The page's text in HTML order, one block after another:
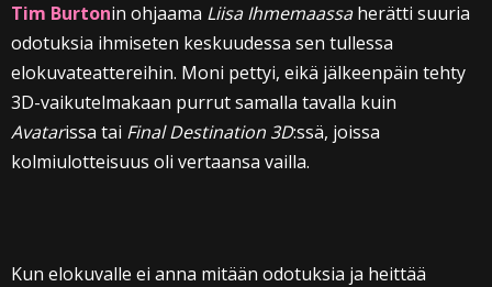
Tim Burtonin ohjaama Liisa Ihmemaassaherätti suuria
odotuksia ihmiseten keskuudessa sen tullessa
elokuvateattereihin. Moni pettyi, eikä jälkeenpäin tehty
3D-vaikutelmakaan purrut samalla tavalla kuin
Avatarissa tai Final Destination 3D:ssä, joissa
kolmiulotteisuus oli vertaansa vailla.
Kun elokuvalle ei anna mitään odotuksia ja heittää